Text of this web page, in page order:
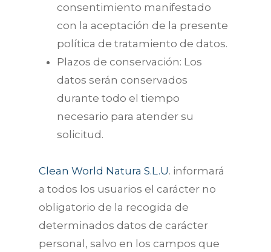
consentimiento manifestado
con la aceptación de la presente
política de tratamiento de datos.
Plazos de conservación: Los
datos serán conservados
durante todo el tiempo
necesario para atender su
solicitud.
Clean World Natura S.L.U. informará
a todos los usuarios el carácter no
obligatorio de la recogida de
determinados datos de carácter
personal, salvo en los campos que